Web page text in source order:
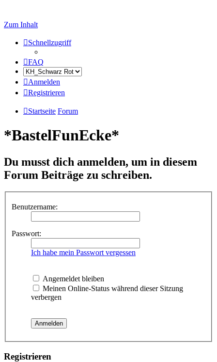
Zum Inhalt
Schnellzugriff
FAQ
Anmelden
Registrieren
Startseite Forum
*BastelFunEcke*
Du musst dich anmelden, um in diesem
Forum Beiträge zu schreiben.
Benutzername:
Passwort:
Ich habe mein Passwort vergessen
Angemeldet bleiben
Meinen Online-Status während dieser Sitzung
verbergen
Registrieren